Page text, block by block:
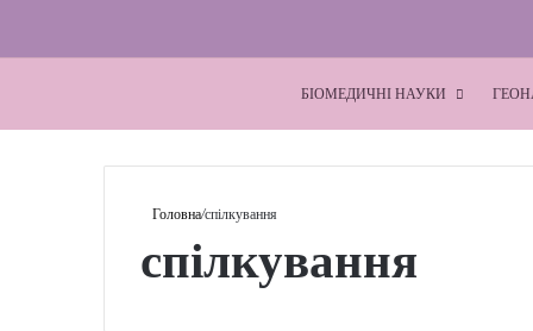
БІОМЕДИЧНІ НАУКИ
Головна/спілкування
спілкування